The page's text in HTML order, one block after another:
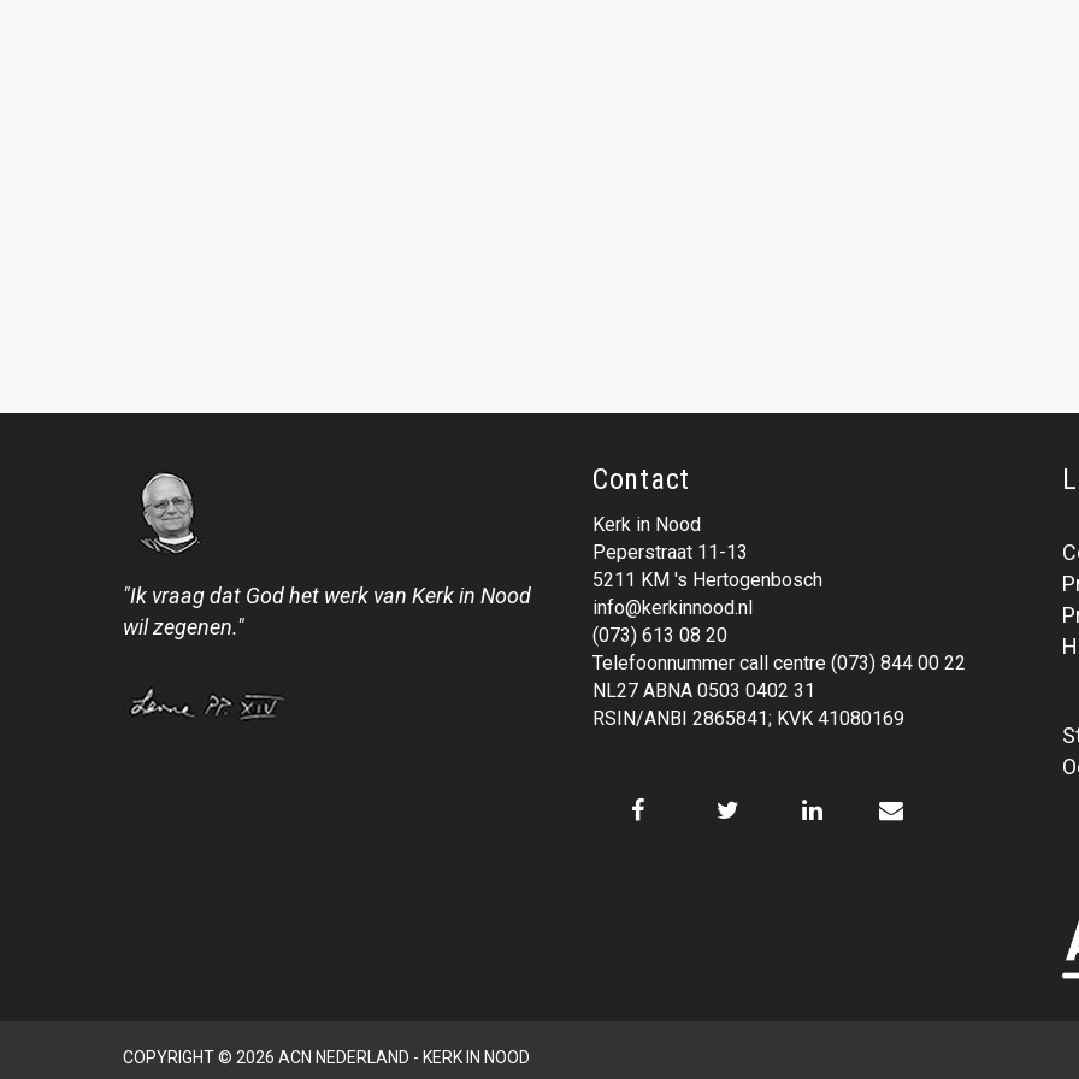
"Ik vraag dat God het werk van Kerk in Nood
wil zegenen."
Contact
Kerk in Nood
Peperstraat 11-13
5211 KM 's Hertogenbosch
info@kerkinnood.nl
(073) 613 08 20
Telefoonnummer call centre (073) 844 00 22
NL27 ABNA 0503 0402 31
RSIN/ANBI 2865841; KVK 41080169
COPYRIGHT © 2026 ACN NEDERLAND - KERK IN NOOD